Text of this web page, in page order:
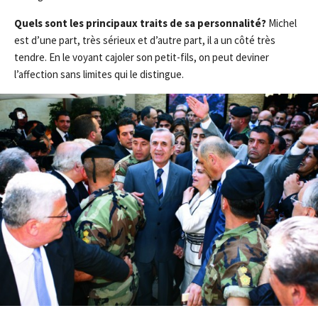
Quels sont les principaux traits de sa personnalité? Michel
est d’une part, très sérieux et d’autre part, il a un côté très
tendre. En le voyant cajoler son petit-fils, on peut deviner
l’affection sans limites qui le distingue.